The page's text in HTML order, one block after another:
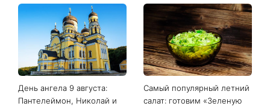
День ангела 9 августа:
Пантелеймон, Николай и
Самый популярный летний
салат: готовим «Зеленую